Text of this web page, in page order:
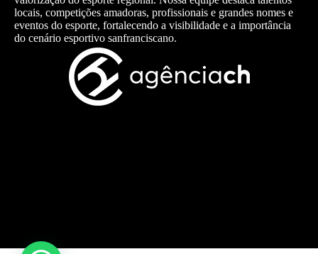
locais, competições amadoras, profissionais e grandes nomes e
eventos do esporte, fortalecendo a visibilidade e a importância
do cenário esportivo sanfranciscano.